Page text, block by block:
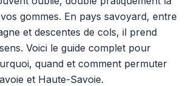
gommes. En pays savoyard, entre
et descentes de cols, il prend
Voici le guide complet pour
quand et comment permuter
et Haute-Savoie.